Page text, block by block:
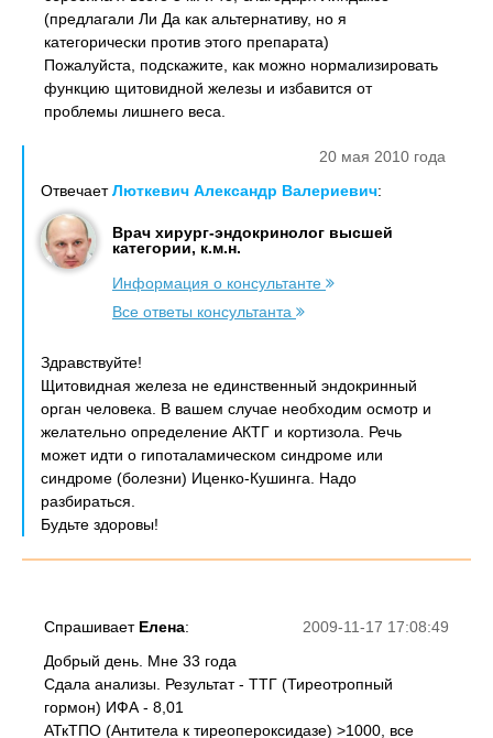
(предлагали Ли Да как альтернативу, но я
категорически против этого препарата)
Пожалуйста, подскажите, как можно нормализировать
функцию щитовидной железы и избавится от
проблемы лишнего веса.
20 мая 2010 года
ОтвечаетЛюткевич Александр Валериевич:
Врач хирург-эндокринолог высшей
категории, к.м.н.
Информация о консультанте
Все ответы консультанта
Здравствуйте!
Щитовидная железа не единственный эндокринный
орган человека. В вашем случае необходим осмотр и
желательно определение АКТГ и кортизола. Речь
может идти о гипоталамическом синдроме или
синдроме (болезни) Иценко-Кушинга. Надо
разбираться.
Будьте здоровы!
2009-11-17 17:08:49
Спрашивает Елена:
Добрый день. Мне 33 года
Сдала анализы. Результат - ТТГ (Тиреотропный
гормон) ИФА - 8,01
АТкТПО (Антитела к тиреопероксидазе) >1000, все